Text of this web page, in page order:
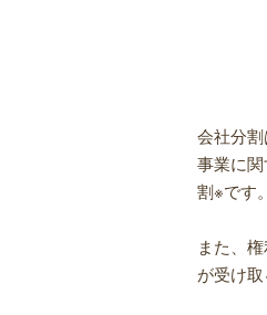
会社分割
事業に
割※です。
また、
が受け取